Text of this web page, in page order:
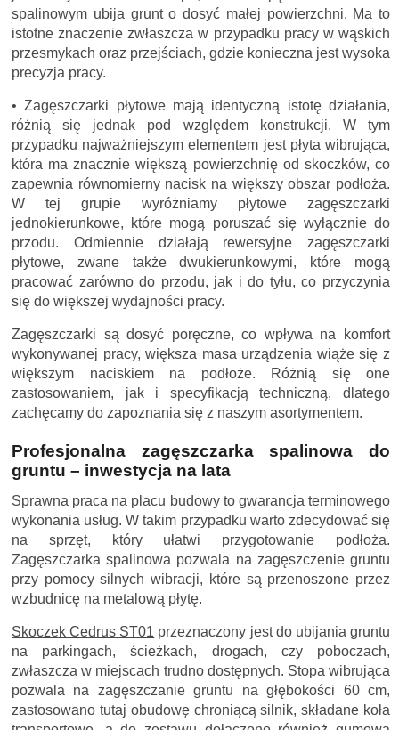
spalinowym ubija grunt o dosyć małej powierzchni. Ma to
istotne znaczenie zwłaszcza w przypadku pracy w wąskich
przesmykach oraz przejściach, gdzie konieczna jest wysoka
precyzja pracy.
• Zagęszczarki płytowe mają identyczną istotę działania,
różnią się jednak pod względem konstrukcji. W tym
przypadku najważniejszym elementem jest płyta wibrująca,
która ma znacznie większą powierzchnię od skoczków, co
zapewnia równomierny nacisk na większy obszar podłoża.
W tej grupie wyróżniamy płytowe zagęszczarki
jednokierunkowe, które mogą poruszać się wyłącznie do
przodu. Odmiennie działają rewersyjne zagęszczarki
płytowe, zwane także dwukierunkowymi, które mogą
pracować zarówno do przodu, jak i do tyłu, co przyczynia
się do większej wydajności pracy.
Zagęszczarki są dosyć poręczne, co wpływa na komfort
wykonywanej pracy, większa masa urządzenia wiąże się z
większym naciskiem na podłoże. Różnią się one
zastosowaniem, jak i specyfikacją techniczną, dlatego
zachęcamy do zapoznania się z naszym asortymentem.
Profesjonalna zagęszczarka spalinowa do
gruntu – inwestycja na lata
Sprawna praca na placu budowy to gwarancja terminowego
wykonania usług. W takim przypadku warto zdecydować się
na sprzęt, który ułatwi przygotowanie podłoża.
Zagęszczarka spalinowa pozwala na zagęszczenie gruntu
przy pomocy silnych wibracji, które są przenoszone przez
wzbudnicę na metalową płytę.
Skoczek Cedrus ST01 przeznaczony jest do ubijania gruntu
na parkingach, ścieżkach, drogach, czy poboczach,
zwłaszcza w miejscach trudno dostępnych. Stopa wibrująca
pozwala na zagęszczanie gruntu na głębokości 60 cm,
zastosowano tutaj obudowę chroniącą silnik, składane koła